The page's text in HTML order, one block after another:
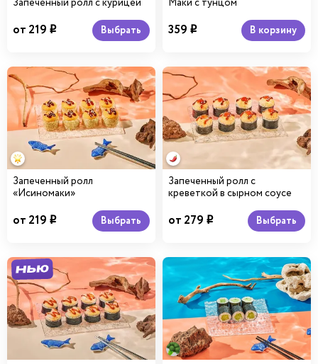
от 219 i Выбрать 359 i В корзину
Запеченный ролл
«Исиномаки»
от 219 i Выбрать
Запеченный ролл с
креветкой в сырном соусе
от 279 i Выбрать